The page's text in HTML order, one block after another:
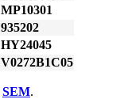
MP10301
935202
HY24045
V0272B1C05
SEM.